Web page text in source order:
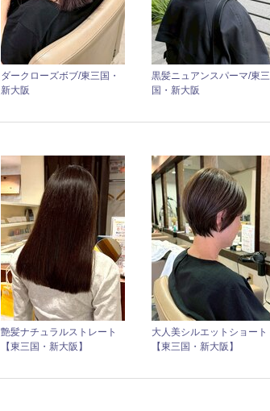
ダークローズボブ/東三国・
新大阪
黒髪ニュアンスパーマ/東三
国・新大阪
艶髪ナチュラルストレート
【東三国・新大阪】
大人美シルエットショート
【東三国・新大阪】